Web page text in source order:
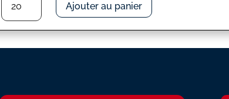
VODKA
FRAISE
Ajouter au panier